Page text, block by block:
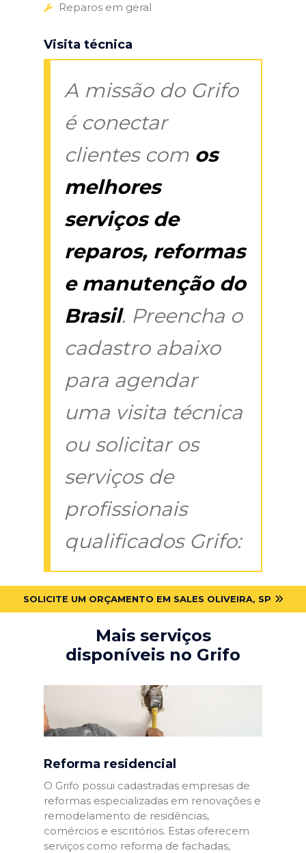
Reparos em geral
Visita técnica
A missão do Grifo
é conectar
clientes com os
melhores
serviços de
reparos, reformas
e manutenção do
Brasil. Preencha o
cadastro abaixo
para agendar
uma visita técnica
ou solicitar os
serviços de
profissionais
qualificados Grifo:
SOLICITE UM ORÇAMENTO EM SALES OLIVEIRA, SP
Mais serviços
disponíveis no Grifo
Reforma residencial
O Grifo possui cadastradas empresas de
reformas especializadas em renovações e
remodelamento de residências,
comércios e escritórios. Estas oferecem
serviços como reforma de fachadas,